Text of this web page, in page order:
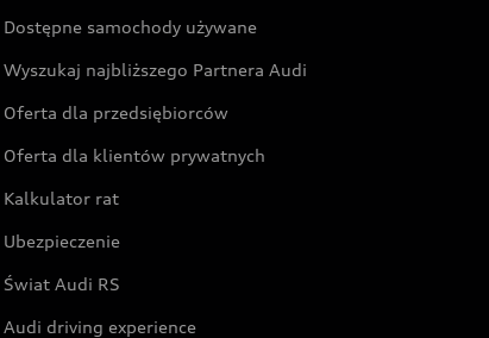
Dostępne samochody używane
Wyszukaj najbliższego Partnera Audi
Oferta dla przedsiębiorców
Oferta dla klientów prywatnych
Kalkulator rat
Ubezpieczenie
Świat Audi RS
Audi driving experience